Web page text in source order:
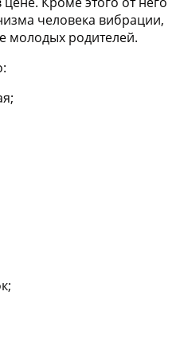
человека вибрации,
молодых родителей.